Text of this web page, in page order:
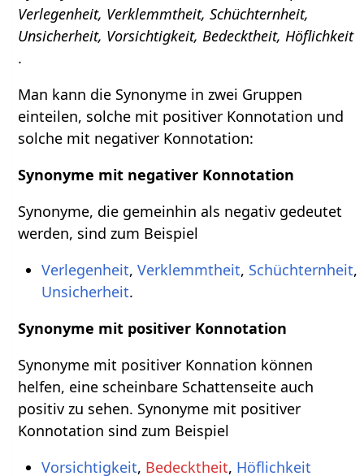
Verlegenheit, Verklemmtheit, Schüchternheit,
Unsicherheit, Vorsichtigkeit, Bedecktheit, Höflichkeit
.
Man kann die Synonyme in zwei Gruppen
einteilen, solche mit positiver Konnotation und
solche mit negativer Konnotation:
Synonyme mit negativer Konnotation
Synonyme, die gemeinhin als negativ gedeutet
werden, sind zum Beispiel
Verlegenheit, Verklemmtheit, Schüchternheit,
Unsicherheit.
Synonyme mit positiver Konnotation
Synonyme mit positiver Konnation können
helfen, eine scheinbare Schattenseite auch
positiv zu sehen. Synonyme mit positiver
Konnotation sind zum Beispiel
Vorsichtigkeit, Bedecktheit, Höflichkeit